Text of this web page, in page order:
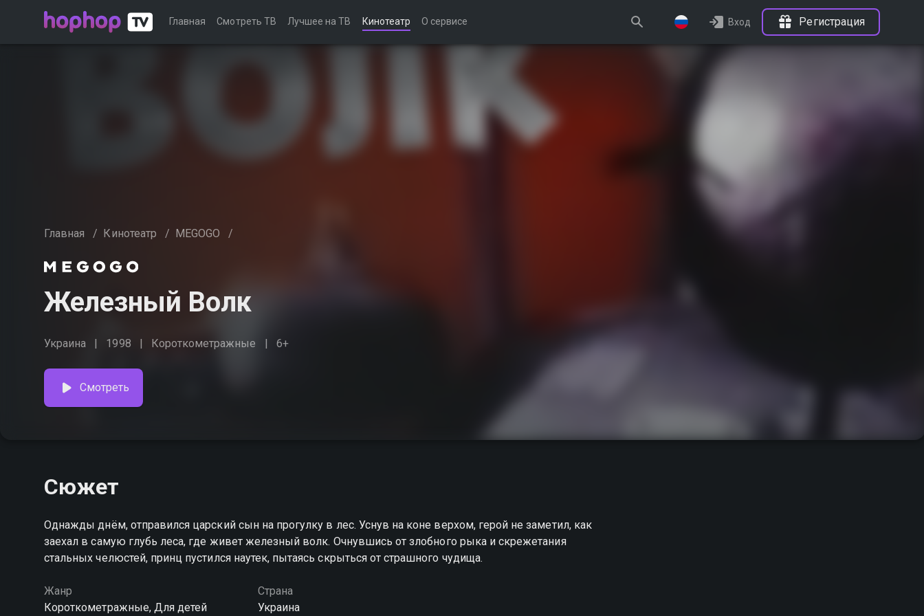
Главная Смотреть ТВ Лучшее на ТВ Кинотеатр О сервисе Вход Регистрация
Главная / Кинотеатр / MEGOGO /
Железный Волк
Украина 1998 Короткометражные 6+
Смотреть
Сюжет
Однажды днём, отправился царский сын на прогулку в лес. Уснув на коне верхом, герой не заметил, как
заехал в самую глубь леса, где живет железный волк. Очнувшись от злобного рыка и скрежетания
стальных челюстей, принц пустился наутек, пытаясь скрыться от страшного чудища.
Жанр
Короткометражные, Для детей
Страна
Украина